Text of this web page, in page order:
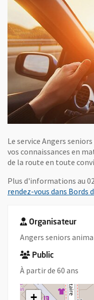
Le service Angers
vos connaissances en
de la route en toute
Plus d'informations au 02
rendez-vous dans Bords
Organisateur
Angers seniors
Public
À partir de 60 ans
+